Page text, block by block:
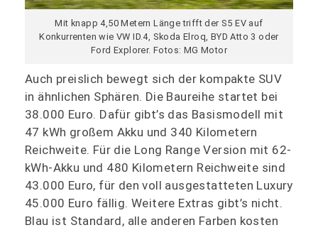
Mit knapp 4,50 Metern Länge trifft der S5 EV auf
Konkurrenten wie VW ID.4, Skoda Elroq, BYD Atto 3 oder
Ford Explorer. Fotos: MG Motor
Auch preislich bewegt sich der kompakte SUV
in ähnlichen Sphären. Die Baureihe startet bei
38.000 Euro. Dafür gibt’s das Basismodell mit
47 kWh großem Akku und 340 Kilometern
Reichweite. Für die Long Range Version mit 62-
kWh-Akku und 480 Kilometern Reichweite sind
43.000 Euro, für den voll ausgestatteten Luxury
45.000 Euro fällig. Weitere Extras gibt’s nicht.
Blau ist Standard, alle anderen Farben kosten